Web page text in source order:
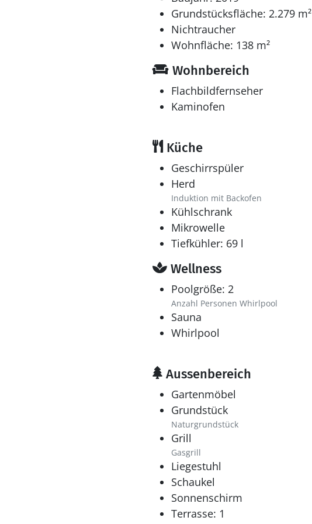
Grundstücksfläche: 2.279 m²
Nichtraucher
Wohnfläche: 138 m²
Wohnbereich
Flachbildfernseher
Kaminofen
Küche
Geschirrspüler
Herd
Induktion mit Backofen
Kühlschrank
Mikrowelle
Tiefkühler: 69 l
Wellness
Poolgröße: 2
Anzahl Personen Whirlpool
Sauna
Whirlpool
Aussenbereich
Gartenmöbel
Grundstück
Naturgrundstück
Grill
Gasgrill
Liegestuhl
Schaukel
Sonnenschirm
Terrasse: 1